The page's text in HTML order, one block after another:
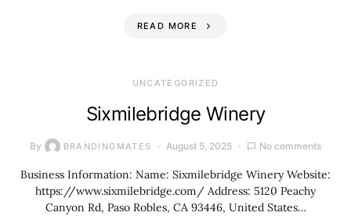
READ MORE
UNCATEGORIZED
Sixmilebridge Winery
By BRANDINGMATES August 5, 2025 No comments
Business Information: Name: Sixmilebridge Winery Website:
https://www.sixmilebridge.com/ Address: 5120 Peachy
Canyon Rd, Paso Robles, CA 93446, United States…